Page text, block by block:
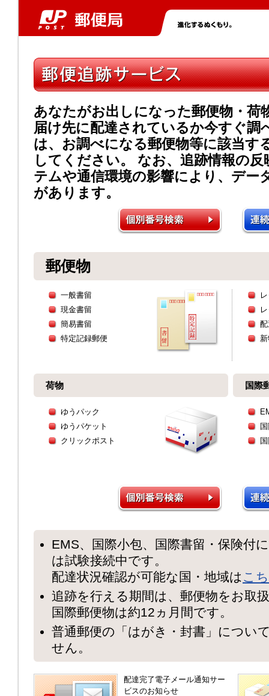
あなたがお出しになった郵便物・荷
届け先に配達されているか今すぐ調
は、お調べになる郵便物等に該当す
してください。 なお、追跡情報の
テムや通信環境の影響により、デー
があります。
郵便物
一般書留
現金書留
簡易書留
特定記録郵便
荷物
ゆうパック
ゆうパケット
クリックポスト
国際
EMS、国際小包、国際書留・保険付
は試験接続中です。
配達状況確認が可能な国・地域は こ
追跡を行える期間は、郵便物をお取
国際郵便物は約12ヵ月間です。
普通郵便の「はがき・封書」につい
せん。
配達完了電子メール通知サー
ビスのお知らせ